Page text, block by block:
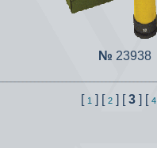
№ 23938
[ 1 ] [ 2 ] [3 ] [ 4